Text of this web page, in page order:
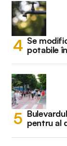
Se
potabile
pentru al